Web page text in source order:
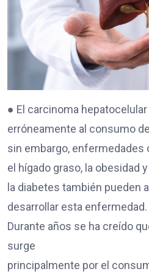
● El carcinoma
erróneamente al consumo
sin embargo, enfermedades
el hígado graso, la obesidad y
la diabetes también pueden
desarrollar esta enfermedad.
Durante años se ha creído
surge
principalmente por el